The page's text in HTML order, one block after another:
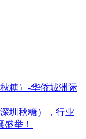
糖）-华侨城洲际
圳秋糖），行业
举！